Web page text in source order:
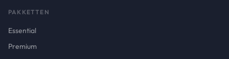
PAKKETTEN
Essential
Premium